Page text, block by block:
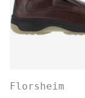
Florsheim